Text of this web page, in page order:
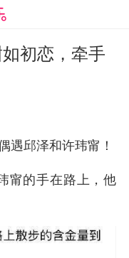
初恋，牵手
遇邱泽和许玮甯！
甯的手在路上，他